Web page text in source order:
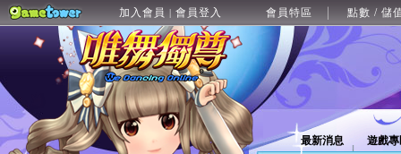
加入會員 | 會員登入 會員特區 點數 / 儲
最新消息 遊戲